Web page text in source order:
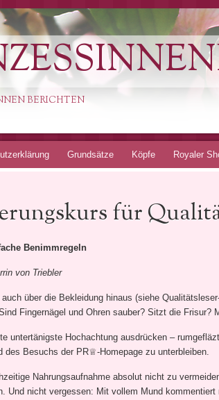
BERICHTEN
Grundsätze Köpfe Royaler
für
Benimmregeln
von Triebler
über die Bekleidung hinaus (siehe
Fingernägel und Ohren sauber? Sitzt die Frisur?
untertänigste Hochachtung ausdrücken –
des Besuchs der PR♕-Homepage zu unterbleiben.
Nahrungsaufnahme absolut nicht zu
Und nicht vergessen: Mit vollem Mund kommentiert